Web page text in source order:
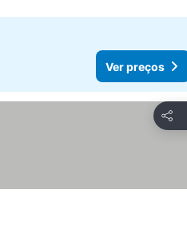
Ver preços